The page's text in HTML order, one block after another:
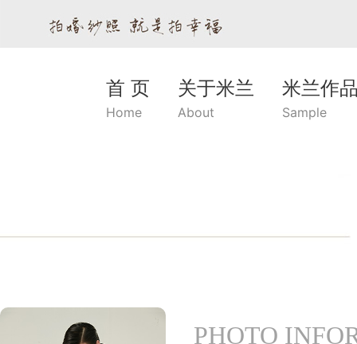
首 页
Home
关于米兰
About
米兰作
Sample
PHOTO